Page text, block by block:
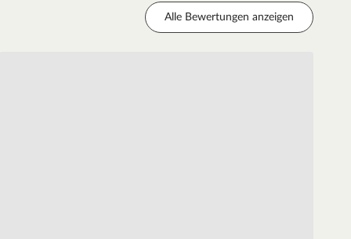
Alle Bewertungen anzeigen